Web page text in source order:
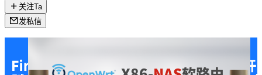
关注Ta
发私信